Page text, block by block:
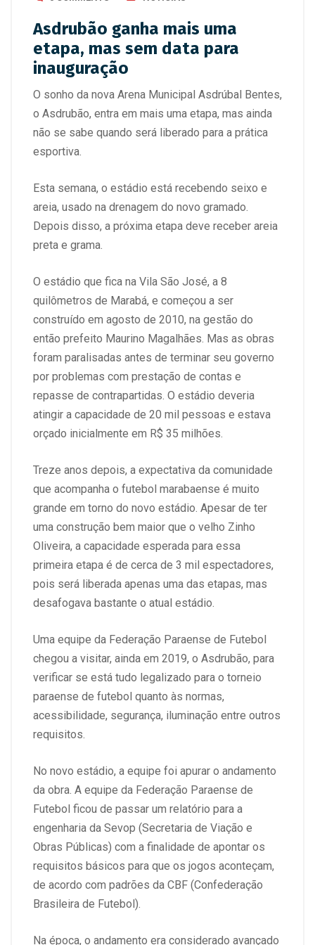
Asdrubão ganha mais uma
etapa, mas sem data para
inauguração
O sonho da nova Arena Municipal Asdrúbal Bentes,
o Asdrubão, entra em mais uma etapa, mas ainda
não se sabe quando será liberado para a prática
esportiva.
Esta semana, o estádio está recebendo seixo e
areia, usado na drenagem do novo gramado.
Depois disso, a próxima etapa deve receber areia
preta e grama.
O estádio que fica na Vila São José, a 8
quilômetros de Marabá, e começou a ser
construído em agosto de 2010, na gestão do
então prefeito Maurino Magalhães. Mas as obras
foram paralisadas antes de terminar seu governo
por problemas com prestação de contas e
repasse de contrapartidas. O estádio deveria
atingir a capacidade de 20 mil pessoas e estava
orçado inicialmente em R$ 35 milhões.
Treze anos depois, a expectativa da comunidade
que acompanha o futebol marabaense é muito
grande em torno do novo estádio. Apesar de ter
uma construção bem maior que o velho Zinho
Oliveira, a capacidade esperada para essa
primeira etapa é de cerca de 3 mil espectadores,
pois será liberada apenas uma das etapas, mas
desafogava bastante o atual estádio.
Uma equipe da Federação Paraense de Futebol
chegou a visitar, ainda em 2019, o Asdrubão, para
verificar se está tudo legalizado para o torneio
paraense de futebol quanto às normas,
acessibilidade, segurança, iluminação entre outros
requisitos.
No novo estádio, a equipe foi apurar o andamento
da obra. A equipe da Federação Paraense de
Futebol ficou de passar um relatório para a
engenharia da Sevop (Secretaria de Viação e
Obras Públicas) com a finalidade de apontar os
requisitos básicos para que os jogos aconteçam,
de acordo com padrões da CBF (Confederação
Brasileira de Futebol).
Na época, o andamento era considerado avançado